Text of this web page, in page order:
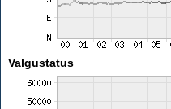
Valgustatus